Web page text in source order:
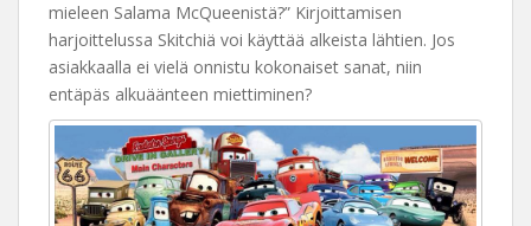
mieleen Salama McQueenistä?” Kirjoittamisen
harjoittelussa Skitchiä voi käyttää alkeista lähtien. Jos
asiakkaalla ei vielä onnistu kokonaiset sanat, niin
entäpäs alkuäänteen miettiminen?